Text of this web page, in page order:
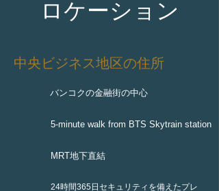
ロケーション
中央ビジネス地区の住所
バンコクの金融街の中心
5-minute walk from BTS Skytrain station
MRT地下直結
24時間365日セキュリティを備えたプレ